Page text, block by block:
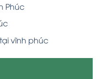
Phúc
vĩnh phúc